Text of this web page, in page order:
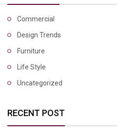
Commercial
Design Trends
Furniture
Life Style
Uncategorized
RECENT POST